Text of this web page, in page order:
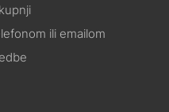
ili emailom